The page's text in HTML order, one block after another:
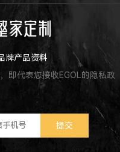
牌产品资料
即代表您接收EGOL的隐私政